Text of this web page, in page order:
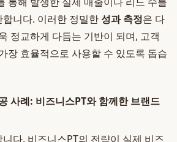
니다. 이러한 정밀한 성과 측정은 다
정교하게 다듬는 기반이 되며, 고객
장 효율적으로 사용할 수 있도록 돕습
사례: 비즈니스PT와 함께한 브랜드
다. 비즈니스PT의 전략이 실제 비즈